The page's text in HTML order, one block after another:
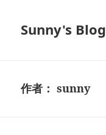
Sunny's Blog
作者：sunny